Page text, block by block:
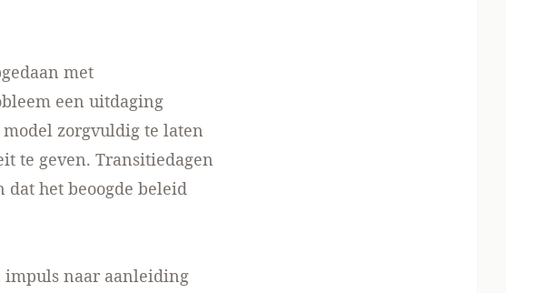
met
een uitdaging
zorgvuldig te laten
te geven. Transitiedagen
het beoogde beleid
impuls naar aanleiding